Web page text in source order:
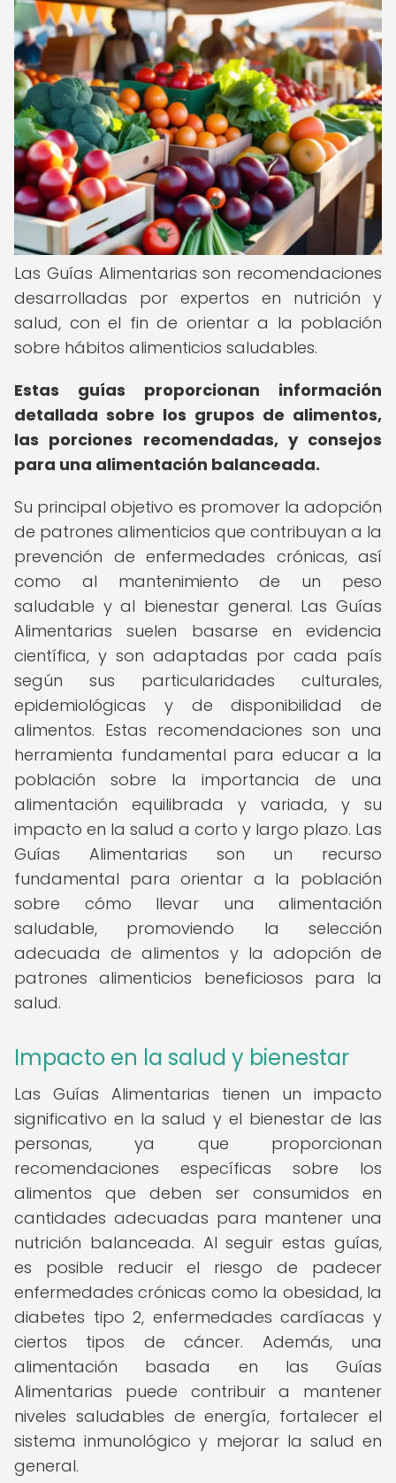
Las Guías Alimentarias son recomendaciones
desarrolladas por expertos en nutrición y
salud, con el fin de orientar a la población
sobre hábitos alimenticios saludables.
Estas guías proporcionan información
detallada sobre los grupos de alimentos,
las porciones recomendadas, y consejos
para una alimentación balanceada.
Su principal objetivo es promover la adopción
de patrones alimenticios que contribuyan a la
prevención de enfermedades crónicas, así
como al mantenimiento de un peso
saludable y al bienestar general. Las Guías
Alimentarias suelen basarse en evidencia
científica, y son adaptadas por cada país
según sus particularidades culturales,
epidemiológicas y de disponibilidad de
alimentos. Estas recomendaciones son una
herramienta fundamental para educar a la
población sobre la importancia de una
alimentación equilibrada y variada, y su
impacto en la salud a corto y largo plazo. Las
Guías Alimentarias son un recurso
fundamental para orientar a la población
sobre cómo llevar una alimentación
saludable, promoviendo la selección
adecuada de alimentos y la adopción de
patrones alimenticios beneficiosos para la
salud.
Impacto en la salud y bienestar
Las Guías Alimentarias tienen un impacto
significativo en la salud y el bienestar de las
personas, ya que proporcionan
recomendaciones específicas sobre los
alimentos que deben ser consumidos en
cantidades adecuadas para mantener una
nutrición balanceada. Al seguir estas guías,
es posible reducir el riesgo de padecer
enfermedades crónicas como la obesidad, la
diabetes tipo 2, enfermedades cardíacas y
ciertos tipos de cáncer. Además, una
alimentación basada en las Guías
Alimentarias puede contribuir a mantener
niveles saludables de energía, fortalecer el
sistema inmunológico y mejorar la salud en
general.